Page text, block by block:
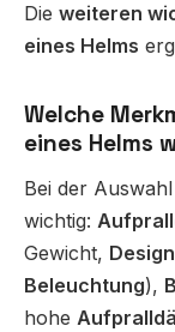
Die weiteren
eines Helms
Welche
eines Helms
Bei der
wichtig:
Gewicht, Design
Beleuchtung),
hohe